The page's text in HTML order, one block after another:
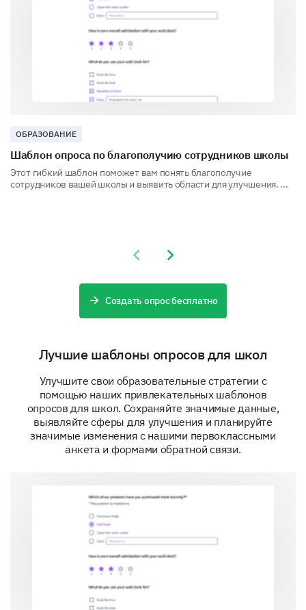
3 4 5
Can you provide a detailed description of a
recent experience with our customer service?
Final Feedback
Share your overall experience and any additional
ОБРАЗОВАНИЕ
Шаблон опроса по благополучию сотрудников школы
Этот гибкий шаблон поможет вам понять благополучие
сотрудников вашей школы и выявить области для улучшения. ...
Previous slide
Next slide
Создать опрос бесплатно
Лучшие шаблоны опросов для школ
Улучшите свои образовательные стратегии с
помощью наших привлекательных шаблонов
опросов для школ. Сохраняйте значимые данные,
выявляйте сферы для улучшения и планируйте
значимые изменения с нашими первоклассными
анкета и формами обратной связи.